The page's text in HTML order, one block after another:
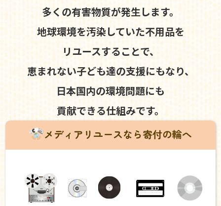
多くの有害物質が発生します。
地球環境を汚染していた不用品を
リユースすることで、
恵まれない子ども達の支援にもなり、
日本国内の環境問題にも
貢献できる仕組みです。
メディアリユースなら寄付の輪へ